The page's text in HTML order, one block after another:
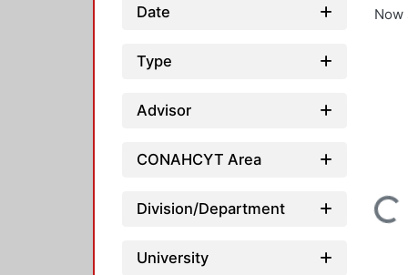
Date
Type
Advisor
CONAHCYT Area
Division/Department
University
Now
Loading...